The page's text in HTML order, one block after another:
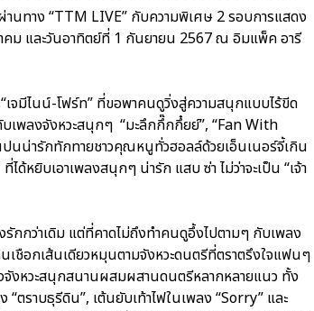
ทาง “TTM LIVE” กับความพิเศษ 2 รอบการแสดง
คม และวันอาทิตย์ที่ 1 กันยายน 2567 ณ อิมแพ็ค อารี
จมีไนน์-โฟร์ท” ที่ขอพาคนดูวิ่งสู่ความสนุกแบบไร้ขีด
บเพลงจังหวะสนุกๆ “มะลึกกึ๊กกึ๋ยย์”, “Fan With
นน่ารักทักทายชาวคุณหนูทั่วฮอลล์ด้วยเอ็นเนอร์จี้เกิน
ด้หยิบเอาเพลงสนุกๆ น่ารัก แสบ ซ่า ไม่ว่าจะเป็น “เจ้า
กกว่าเดิม แต่ที่คาดไม่ถึงทำคนดูอึ้งไปตามๆ กับเพลง
นเชือกเส้นเดียวหมุนตามจังหวะดนตรีที่ตราตรึงใจแฟนๆ
จังหวะสนุกสนานผสมผสานดนตรีหลากหลายแนว ทั้ง
“ตราบธุรีดิน”, เต้นยับเท้าไฟในเพลง “Sorry” และ